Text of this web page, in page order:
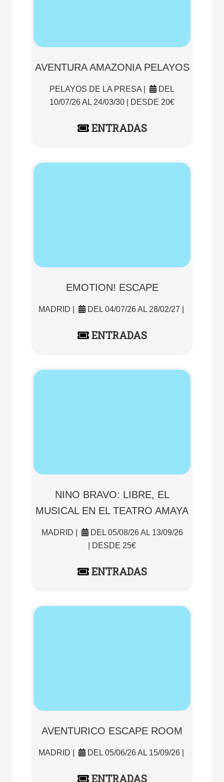
AVENTURA AMAZONIA PELAYOS
PELAYOS DE LA PRESA |
DEL
10/07/26 AL 24/03/30 | DESDE 20€
ENTRADAS
EMOTION! ESCAPE
MADRID | DEL 04/07/26 AL 28/02/27 |
ENTRADAS
NINO BRAVO: LIBRE, EL
MUSICAL EN EL TEATRO AMAYA
MADRID |
DEL 05/08/26 AL 13/09/26
| DESDE 25€
ENTRADAS
AVENTURICO ESCAPE ROOM
MADRID | DEL 05/06/26 AL 15/09/26 |
ENTRADAS